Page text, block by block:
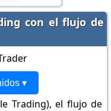
con el flujo de
▾
Trading), el flujo de